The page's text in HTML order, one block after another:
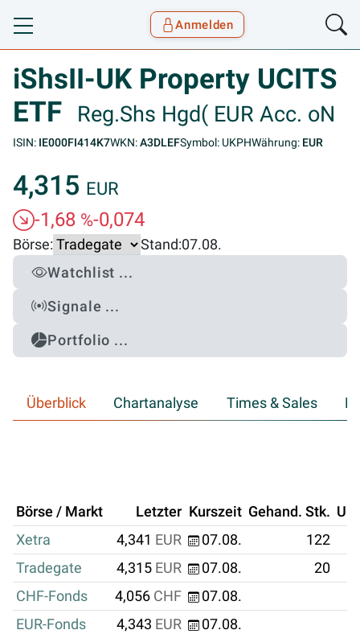
Toggle navigation
Anmelden
iShsII-UK Property UCITS
ETF
Reg.Shs Hgd( EUR Acc. oN
ISIN: IE000FI414K7WKN:A3DLEFSymbol: UKPHWährung: EUR
4,315 EUR
-1,68 %-0,074
Börse: Stand:07.08.
Watchlist ...
Signale ...
Portfolio ...
Überblick Chartanalyse Times & Sales
Börse / Markt Letzter Kurszeit Gehand. Stk.
Xetra
4,341 EUR 07.08.
122
Tradegate
4,315 EUR 07.08.
20
CHF-Fonds
4,056 CHF
07.08.
EUR-Fonds
4,343 EUR
07.08.